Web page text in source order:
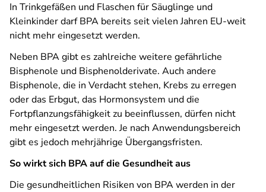
In Trinkgefäßen und Flaschen für Säuglinge und
Kleinkinder darf BPA bereits seit vielen Jahren EU-weit
nicht mehr eingesetzt werden.
Neben BPA gibt es zahlreiche weitere gefährliche
Bisphenole und Bisphenolderivate. Auch andere
Bisphenole, die in Verdacht stehen, Krebs zu erregen
oder das Erbgut, das Hormonsystem und die
Fortpflanzungsfähigkeit zu beeinflussen, dürfen nicht
mehr eingesetzt werden. Je nach Anwendungsbereich
gibt es jedoch mehrjährige Übergangsfristen.
So wirkt sich BPA auf die Gesundheit aus
Die gesundheitlichen Risiken von BPA werden in der